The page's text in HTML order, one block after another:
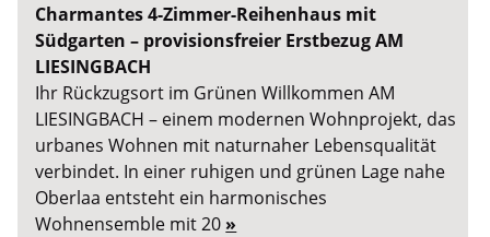
Charmantes 4-Zimmer-Reihenhaus mit
Südgarten – provisionsfreier Erstbezug AM
LIESINGBACH
Ihr Rückzugsort im Grünen Willkommen AM
LIESINGBACH – einem modernen Wohnprojekt, das
urbanes Wohnen mit naturnaher Lebensqualität
verbindet. In einer ruhigen und grünen Lage nahe
Oberlaa entsteht ein harmonisches
Wohnensemble mit 20 »